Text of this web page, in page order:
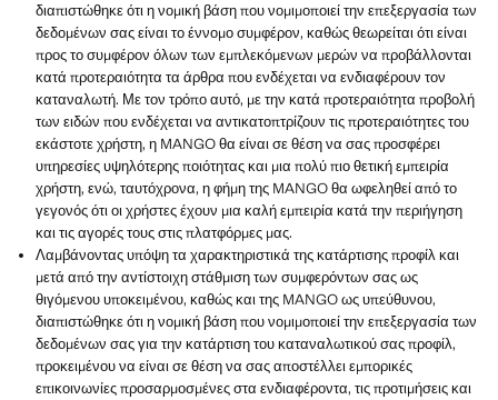
διαπιστώθηκε ότι η νομική βάση που νομιμοποιεί την επεξεργασία των
δεδομένων σας είναι το έννομο συμφέρον, καθώς θεωρείται ότι είναι
προς το συμφέρον όλων των εμπλεκόμενων μερών να προβάλλονται
κατά προτεραιότητα τα άρθρα που ενδέχεται να ενδιαφέρουν τον
καταναλωτή. Με τον τρόπο αυτό, με την κατά προτεραιότητα προβολή
των ειδών που ενδέχεται να αντικατοπτρίζουν τις προτεραιότητες του
εκάστοτε χρήστη, η MANGO θα είναι σε θέση να σας προσφέρει
υπηρεσίες υψηλότερης ποιότητας και μια πολύ πιο θετική εμπειρία
χρήστη, ενώ, ταυτόχρονα, η φήμη της MANGO θα ωφεληθεί από το
γεγονός ότι οι χρήστες έχουν μια καλή εμπειρία κατά την περιήγηση
και τις αγορές τους στις πλατφόρμες μας.
Λαμβάνοντας υπόψη τα χαρακτηριστικά της κατάρτισης προφίλ και
μετά από την αντίστοιχη στάθμιση των συμφερόντων σας ως
θιγόμενου υποκειμένου, καθώς και της MANGO ως υπεύθυνου,
διαπιστώθηκε ότι η νομική βάση που νομιμοποιεί την επεξεργασία των
δεδομένων σας για την κατάρτιση του καταναλωτικού σας προφίλ,
προκειμένου να είναι σε θέση να σας αποστέλλει εμπορικές
επικοινωνίες προσαρμοσμένες στα ενδιαφέροντα, τις προτιμήσεις και